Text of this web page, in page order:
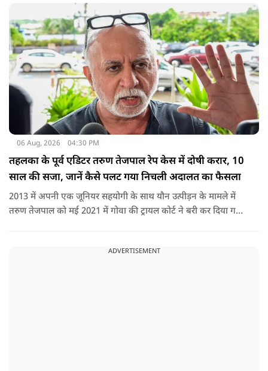
06 Aug, 2026 04:30 PM
तहलका के पूर्व एडिटर तरुण तेजपाल रेप केस में दोषी करार, 10
साल की सजा, जानें कैसे पलट गया निचली अदालत का फैसला
2013 में अपनी एक जूनियर सहयोगी के साथ यौन उत्पीड़न के मामले में
तरुण तेजपाल को मई 2021 में गोवा की ट्रायल कोर्ट ने बरी कर दिया गया
ADVERTISEMENT